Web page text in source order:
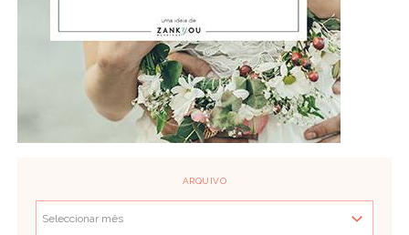
NEUSA GONÇALVES
Adorava receber este vosso miminho! 1.º porque é girissimo, tem as
minhas cores favoritas e iria salpicar de côr o meu cantinho de
trabalho e 2.º porque me lembraria todos os dias que existe quem
torne realidade um dia de sonho….
ARQUIVO